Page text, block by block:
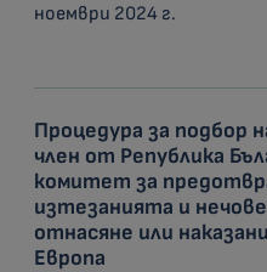
ноември 2024 г.
Процедура за подбор
член от Република
комитет за
изтезанията и
отнасяне или
Европа